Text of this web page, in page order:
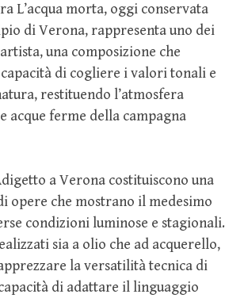
L’acqua morta, oggi conservata
di Verona, rappresenta uno dei
una composizione che
di cogliere i valori tonali e
restituendo l’atmosfera
acque ferme della campagna
a Verona costituiscono una
opere che mostrano il medesimo
condizioni luminose e stagionali.
sia a olio che ad acquerello,
la versatilità tecnica di
di adattare il linguaggio